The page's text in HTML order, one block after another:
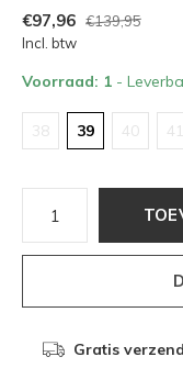
€97,96 €139,95
Incl. btw
Voorraad: 1 -
38 39 40 41
Gratis